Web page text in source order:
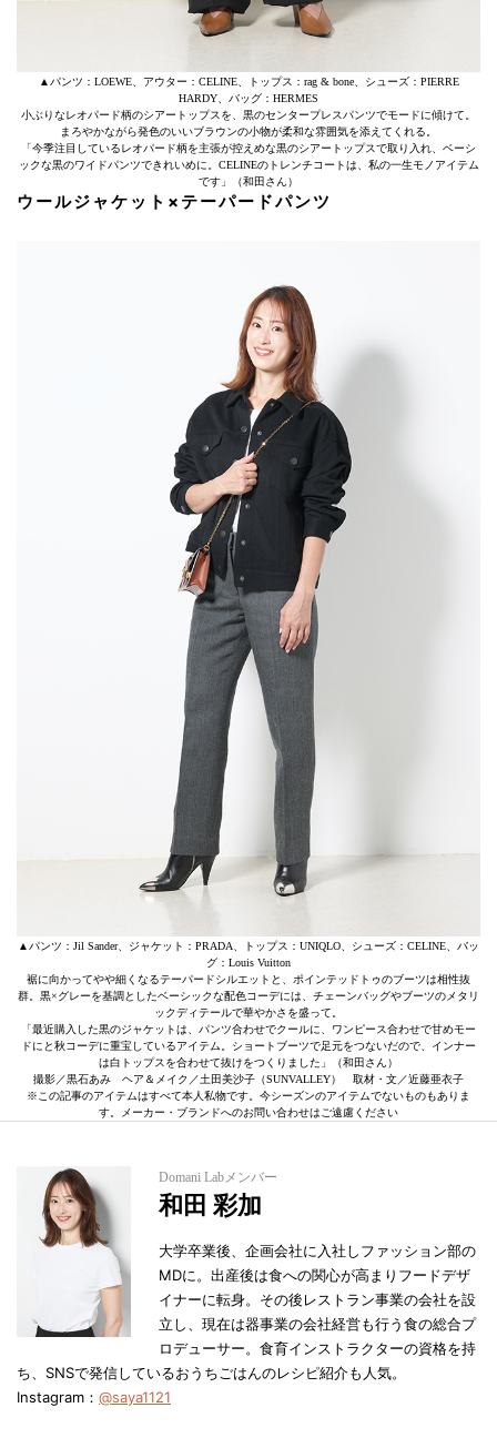
▲パンツ：LOEWE、アウター：CELINE、トップス：rag & bone、シューズ：PIERRE
HARDY、バッグ：HERMES
小ぶりなレオパード柄のシアートップスを、黒のセンタープレスパンツでモードに傾けて。
まろやかながら発色のいいブラウンの小物が柔和な雰囲気を添えてくれる。
「今季注目しているレオパード柄を主張が控えめな黒のシアートップスで取り入れ、ベーシ
ックな黒のワイドパンツできれいめに。CELINEのトレンチコートは、私の一生モノアイテム
です」（和田さん）
ウールジャケット×テーパードパンツ
▲パンツ：Jil Sander、ジャケット：PRADA、トップス：UNIQLO、シューズ：CELINE、バッ
グ：Louis Vuitton
裾に向かってやや細くなるテーパードシルエットと、ポインテッドトゥのブーツは相性抜
群。黒×グレーを基調としたベーシックな配色コーデには、チェーンバッグやブーツのメタリ
ックディテールで華やかさを盛って。
「最近購入した黒のジャケットは、パンツ合わせでクールに、ワンピース合わせで甘めモー
ドにと秋コーデに重宝しているアイテム。ショートブーツで足元をつないだので、インナー
は白トップスを合わせて抜けをつくりました」（和田さん）
撮影／黒石あみ ヘア＆メイク／土田美沙子（SUNVALLEY） 取材・文／近藤亜衣子
※この記事のアイテムはすべて本人私物です。今シーズンのアイテムでないものもありま
す。メーカー・ブランドへのお問い合わせはご遠慮ください
Domani Labメンバー
和田 彩加
大学卒業後、企画会社に入社しファッション部の
MDに。出産後は食への関心が高まりフードデザ
イナーに転身。その後レストラン事業の会社を設
立し、現在は器事業の会社経営も行う食の総合プ
ロデューサー。食育インストラクターの資格を持
ち、SNSで発信しているおうちごはんのレシピ紹介も人気。
Instagram： @saya1121